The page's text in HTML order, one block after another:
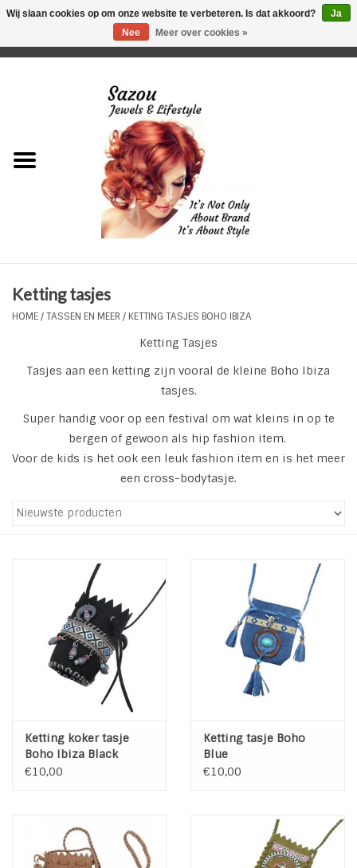
Just for Him
Plus Size Sieraden
Haaraccesoires
Charmin*s
Ohlala Jewels
LIFESTYLE PRODUCTEN
INSPIRATIE
Ketting tasjes
HOME/TASSEN EN MEER / KETTING TASJES BOHO IBIZA
Ketting Tasjes
Tasjes aan een ketting zijn vooral de kleine Boho Ibiza
tasjes.
Super handig voor op een festival om wat kleins in op te
bergen of gewoon als hip fashion item.
Voor de kids is het ook een leuk fashion item en is het meer
een cross-bodytasje.
Ketting koker tasje
Boho Ibiza Black
€10,00
Ketting tasje Boho
Blue
€10,00
Wij slaan cookies op om onze website te verbeteren. Is dat akkoord?
Ja
Nee
Meer over cookies »